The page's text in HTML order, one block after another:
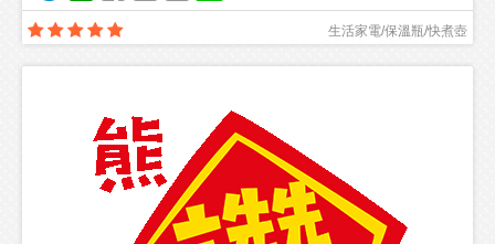
生活家電/保溫瓶/快煮壺